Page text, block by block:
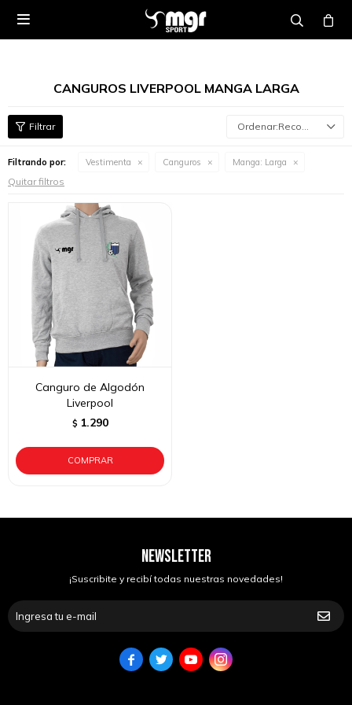

CANGUROS LIVERPOOL MANGA LARGA
Recomendados
Filtrando por: Vestimenta Canguros Manga: Larga
Quitar filtros
Canguro de Algodón
Liverpool
$ 1.290
NEWSLETTER
¡Suscribite y recibí todas nuestras novedades!
   